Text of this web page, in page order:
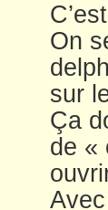
On
sur
Ça
de «